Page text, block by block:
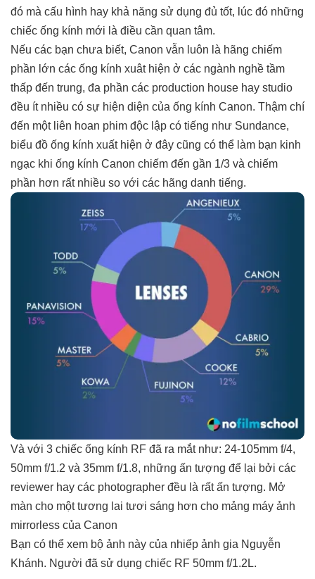
đó mà cấu hình hay khả năng sử dụng đủ tốt, lúc đó những
chiếc ống kính mới là điều cần quan tâm.
Nếu các bạn chưa biết, Canon vẫn luôn là hãng chiếm
phần lớn các ống kính xuât hiện ở các ngành nghề tầm
thấp đến trung, đa phần các production house hay studio
đều ít nhiều có sự hiện diện của ống kính Canon. Thậm chí
đến một liên hoan phim độc lập có tiếng như Sundance,
biểu đồ ống kính xuất hiện ở đây cũng có thể làm bạn kinh
ngạc khi ống kính Canon chiếm đến gần 1/3 và chiếm
phần hơn rất nhiều so với các hãng danh tiếng.
Và với 3 chiếc ống kính RF đã ra mắt như: 24-105mm f/4,
50mm f/1.2 và 35mm f/1.8, những ấn tượng để lại bởi các
reviewer hay các photographer đều là rất ấn tượng. Mở
màn cho một tương lai tươi sáng hơn cho mảng máy ảnh
mirrorless của Canon
Bạn có thể xem bộ ảnh này của nhiếp ảnh gia Nguyễn
Khánh. Người đã sử dụng chiếc RF 50mm f/1.2L.